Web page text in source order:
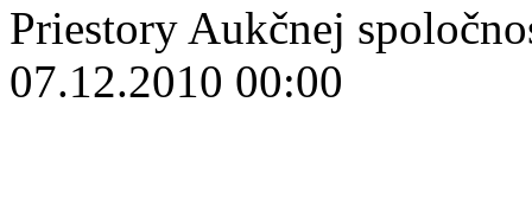
Priestory Aukčnej
07.12.2010 00:00